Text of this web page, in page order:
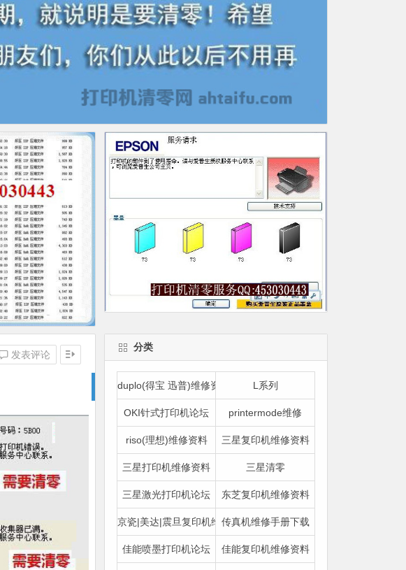
发表评论
分类
duplo(得宝 迅普)维修资料 L系列
OKI针式打印机论坛 printermode维修
riso(理想)维修资料 三星复印机维修资料
三星打印机维修资料 三星清零
三星激光打印机论坛 东芝复印机维修资料
京瓷|美达|震旦复印机维修资料传真机维修手册下载
佳能喷墨打印机论坛 佳能复印机维修资料